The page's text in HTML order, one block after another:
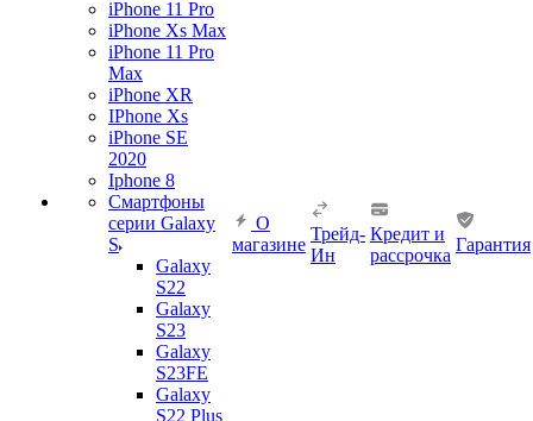
iPhone 11 Pro
iPhone Xs Max
iPhone 11 Pro
Max
iPhone XR
IPhone Xs
iPhone SE
2020
Iphone 8
Смартфоны
серии Galaxy
S
Galaxy
S22
Galaxy
S23
Galaxy
S23FE
Galaxy
S22 Plus
О
магазине
Трейд-
Ин
Кредит и
рассрочка
Гарантия